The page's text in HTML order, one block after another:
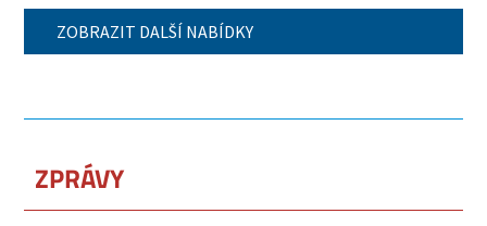
ZOBRAZIT DALŠÍ NABÍDKY
ZPRÁVY